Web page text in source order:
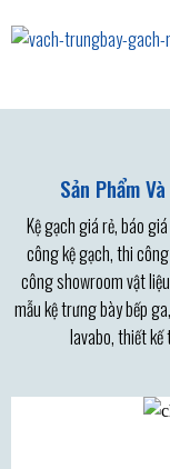
Sản Phẩm
Kệ gạch giá rẻ, báo
công kệ gạch, thi
công showroom vật
mẫu kệ trưng bày bếp
lavabo, thiết